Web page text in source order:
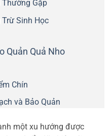
Thường Gặp
Sinh Học
Quản Quả Nho
Chín
và Bảo Quản
một xu hướng được